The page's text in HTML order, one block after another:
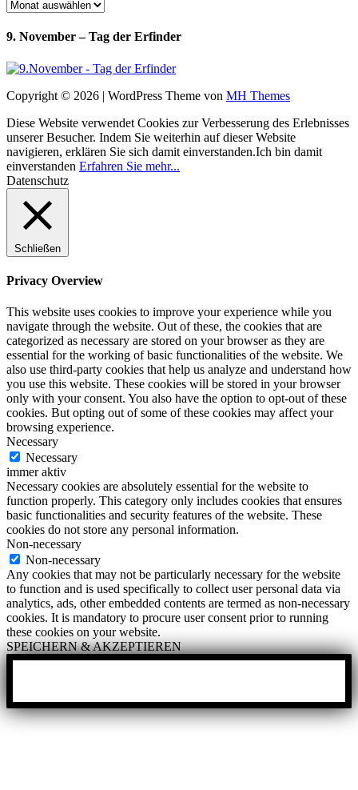
Archiv
9. November – Tag der Erfinder
Copyright © 2026 | WordPress Theme von MH Themes
Diese Website verwendet Cookies zur Verbesserung des Erlebnisses
unserer Besucher. Indem Sie weiterhin auf dieser Website
navigieren, erklären Sie sich damit einverstanden.Ich bin damit
einverstanden Erfahren Sie mehr...
Datenschutz
Schließen
Privacy Overview
This website uses cookies to improve your experience while you
navigate through the website. Out of these, the cookies that are
categorized as necessary are stored on your browser as they are
essential for the working of basic functionalities of the website. We
also use third-party cookies that help us analyze and understand how
you use this website. These cookies will be stored in your browser
only with your consent. You also have the option to opt-out of these
cookies. But opting out of some of these cookies may affect your
browsing experience.
Necessary
Necessary
immer aktiv
Necessary cookies are absolutely essential for the website to
function properly. This category only includes cookies that ensures
basic functionalities and security features of the website. These
cookies do not store any personal information.
Non-necessary
Non-necessary
Any cookies that may not be particularly necessary for the website
to function and is used specifically to collect user personal data via
analytics, ads, other embedded contents are termed as non-necessary
cookies. It is mandatory to procure user consent prior to running
these cookies on your website.
SPEICHERN & AKZEPTIEREN